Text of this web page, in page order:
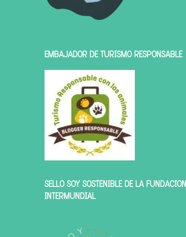
EMBAJADOR DE TURISMO RESPONSABLE
SELLO SOY SOSTENIBLE DE LA FUNDACIÓN
INTERMUNDIAL